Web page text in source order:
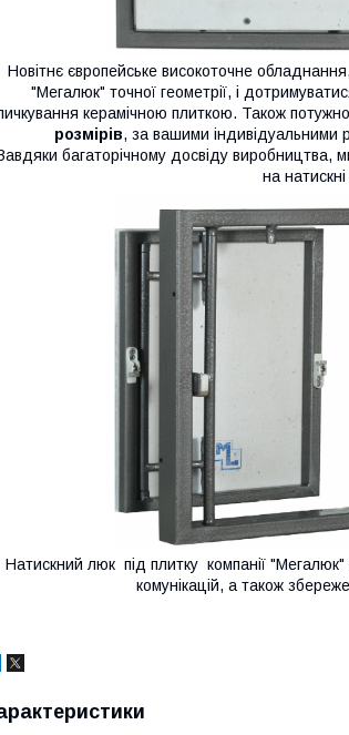
Новітнє європейське високоточне
"Мегалюк" точної геометрії, і
керамічною плиткою. Також
розмірів, за вашими індивідуальними
багаторічному досвіду виробництва,
на
Натискний люк під плитку компанії "Мегалюк"
комунікацій, а також